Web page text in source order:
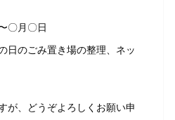
〇月〇日
日のごみ置き場の整理、ネッ
が、どうぞよろしくお願い申